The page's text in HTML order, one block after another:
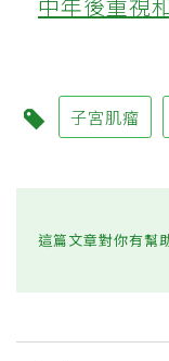
子宮肌瘤
這篇文章對你有幫